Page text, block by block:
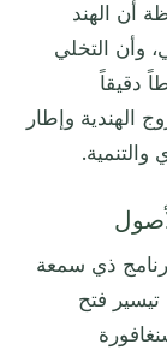
أن الهند
وأن التخلي
دقيقاً
الهندية وإطار
والتنمية.
ذي سمعة
فتح